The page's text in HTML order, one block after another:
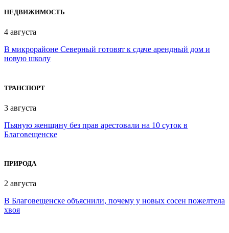
НЕДВИЖИМОСТЬ
4 августа
В микрорайоне Северный готовят к сдаче арендный дом и
новую школу
ТРАНСПОРТ
3 августа
Пьяную женщину без прав арестовали на 10 суток в
Благовещенске
ПРИРОДА
2 августа
В Благовещенске объяснили, почему у новых сосен пожелтела
хвоя